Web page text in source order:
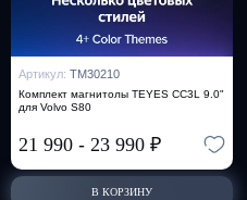
Артикул: TM30210
Комплект магнитолы TEYES CC3L 9.0"
для Volvo S80
21 990 - 23 990 ₽
В КОРЗИНУ